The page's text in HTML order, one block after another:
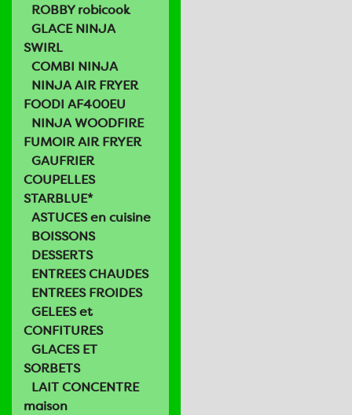
ROBBY robicook
GLACE NINJA
SWIRL
COMBI NINJA
NINJA AIR FRYER
FOODI AF400EU
NINJA WOODFIRE
FUMOIR AIR FRYER
GAUFRIER
COUPELLES
STARBLUE*
ASTUCES en cuisine
BOISSONS
DESSERTS
ENTREES CHAUDES
ENTREES FROIDES
GELEES et
CONFITURES
GLACES ET
SORBETS
LAIT CONCENTRE
maison